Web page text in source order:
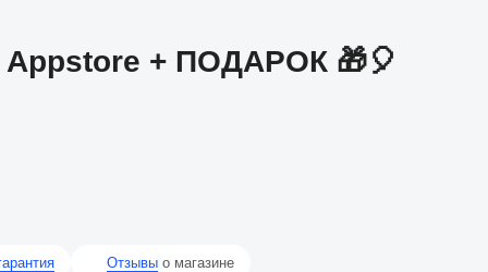
Appstore + ПОДАРОК 🎁🎈
Отзывы о магазине